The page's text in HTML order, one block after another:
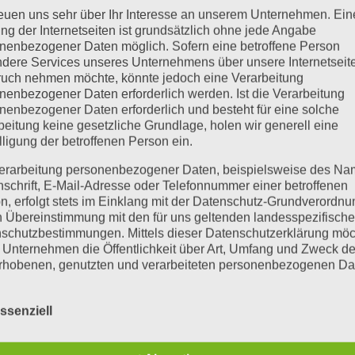
geöffnet. Mitglieder und Besucher können in dieser Zeit
diese Zeiten sind aber unregelmäßig und nur für
es (vor allem, wenn ihr eine längere Anfahrt habt) sinnvoll
ist jedoch nicht möglich.
Unsere Mitglieder
Maschine habt, aber noch nicht eingewiesen seid, dann
Zeit für euch hat.
FabLab Karlsruhe
uns sehr über Ihr Interesse an unserem Unternehmen.
der Internetseiten ist grundsätzlich ohne jede Angabe
Daten möglich. Sofern eine betroffene Person
Services unseres Unternehmens über unsere
nehmen möchte, könnte jedoch eine Verarbeitung
Daten erforderlich werden. Ist die Verarbeitung
Daten erforderlich und besteht für eine solche
keine gesetzliche Grundlage, holen wir generell eine
der betroffenen Person ein.
personenbezogener Daten, beispielsweise des
E-Mail-Adresse oder Telefonnummer einer betroffenen
erfolgt stets im Einklang mit der Datenschutz-
Übereinstimmung mit den für uns geltenden
Mittels dieser Datenschutzerklärung
Unternehmen die Öffentlichkeit über Art, Umfang und Zweck
genutzten und verarbeiteten personenbezogenen
Maßnahmen umgesetzt, um einen möglichst